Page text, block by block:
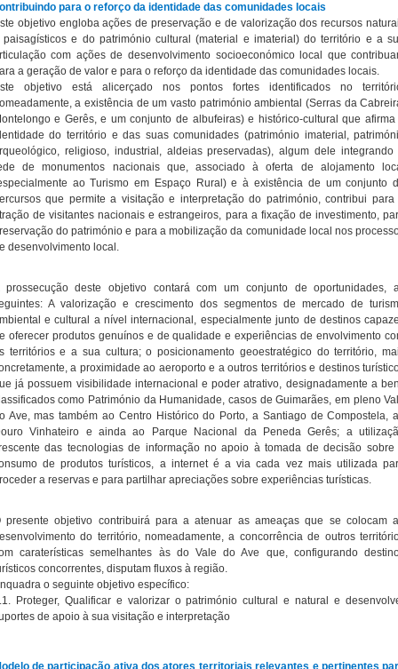
para o reforço da identidade das comunidades locais
objetivo engloba ações de preservação e de valorização dos recursos
paisagísticos e do património cultural (material e imaterial) do território e a
com ações de desenvolvimento socioeconómico local que
a geração de valor e para o reforço da identidade das comunidades locais.
objetivo está alicerçado nos pontos fortes identificados no
a existência de um vasto património ambiental (Serras da
e Gerês, e um conjunto de albufeiras) e histórico-cultural que afirma
do território e das suas comunidades (património imaterial,
religioso, industrial, aldeias preservadas), algum dele integrando
de monumentos nacionais que, associado à oferta de alojamento
ao Turismo em Espaço Rural) e à existência de um conjunto
que permite a visitação e interpretação do património, contribui para
de visitantes nacionais e estrangeiros, para a fixação de investimento,
do património e para a mobilização da comunidade local nos
desenvolvimento local.
prossecução deste objetivo contará com um conjunto de oportunidades,
A valorização e crescimento dos segmentos de mercado de
e cultural a nível internacional, especialmente junto de destinos
oferecer produtos genuínos e de qualidade e experiências de envolvimento
territórios e a sua cultura; o posicionamento geoestratégico do território,
a proximidade ao aeroporto e a outros territórios e destinos
já possuem visibilidade internacional e poder atrativo, designadamente a
como Património da Humanidade, casos de Guimarães, em pleno
Ave, mas também ao Centro Histórico do Porto, a Santiago de Compostela,
Vinhateiro e ainda ao Parque Nacional da Peneda Gerês; a
das tecnologias de informação no apoio à tomada de decisão sobre
de produtos turísticos, a internet é a via cada vez mais utilizada
a reservas e para partilhar apreciações sobre experiências turísticas.
presente objetivo contribuirá para a atenuar as ameaças que se colocam
do território, nomeadamente, a concorrência de outros
caraterísticas semelhantes às do Vale do Ave que, configurando
concorrentes, disputam fluxos à região.
o seguinte objetivo específico:
Proteger, Qualificar e valorizar o património cultural e natural e
de apoio à sua visitação e interpretação
de participação ativa dos atores territoriais relevantes e pertinentes